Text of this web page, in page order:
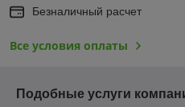
Безналичный расчет
Все условия оплаты
Подобные услуги